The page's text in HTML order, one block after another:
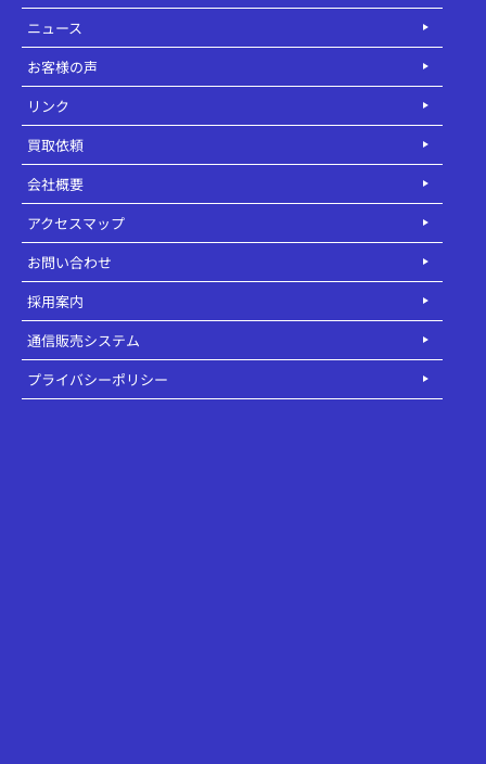
ニュース
お客様の声
リンク
買取依頼
会社概要
アクセスマップ
お問い合わせ
採用案内
通信販売システム
プライバシーポリシー